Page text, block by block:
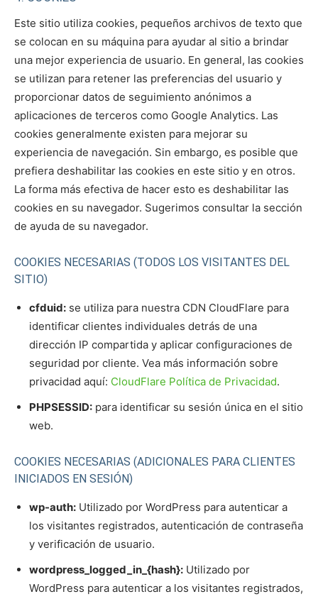
Este sitio utiliza cookies, pequeños archivos de texto que
se colocan en su máquina para ayudar al sitio a brindar
una mejor experiencia de usuario. En general, las cookies
se utilizan para retener las preferencias del usuario y
proporcionar datos de seguimiento anónimos a
aplicaciones de terceros como Google Analytics. Las
cookies generalmente existen para mejorar su
experiencia de navegación. Sin embargo, es posible que
prefiera deshabilitar las cookies en este sitio y en otros.
La forma más efectiva de hacer esto es deshabilitar las
cookies en su navegador. Sugerimos consultar la sección
de ayuda de su navegador.
COOKIES NECESARIAS (TODOS LOS VISITANTES DEL
SITIO)
cfduid: se utiliza para nuestra CDN CloudFlare para
identificar clientes individuales detrás de una
dirección IP compartida y aplicar configuraciones de
seguridad por cliente. Vea más información sobre
privacidad aquí: CloudFlare Política de Privacidad.
PHPSESSID: para identificar su sesión única en el sitio
web.
COOKIES NECESARIAS (ADICIONALES PARA CLIENTES
INICIADOS EN SESIÓN)
wp-auth: Utilizado por WordPress para autenticar a
los visitantes registrados, autenticación de contraseña
y verificación de usuario.
wordpress_logged_in_{hash}: Utilizado por
WordPress para autenticar a los visitantes registrados,